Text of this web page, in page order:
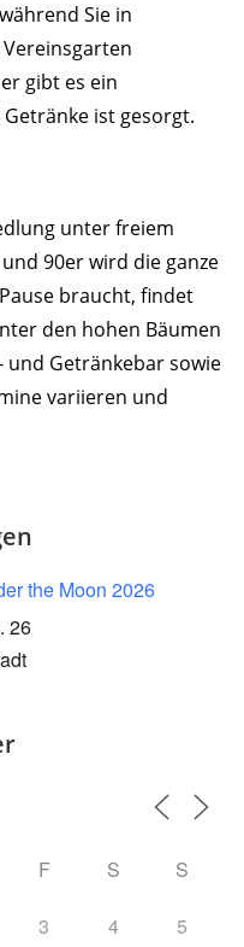
Sie in
gibt es ein
ist gesorgt.
unter freiem
90er wird die ganze
braucht, findet
den hohen Bäumen
und Getränkebar sowie
variieren und
the Moon 2026
26
F S S
3 4 5